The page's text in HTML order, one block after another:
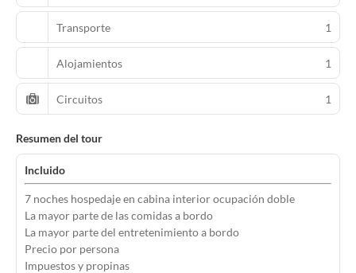
Transporte 1
Alojamientos 1
Circuitos 1
Resumen del tour
Incluido
7 noches hospedaje en cabina interior ocupación doble
La mayor parte de las comidas a bordo
La mayor parte del entretenimiento a bordo
Precio por persona
Impuestos y propinas